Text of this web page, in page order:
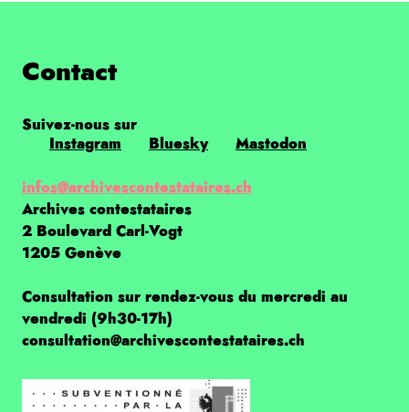
Contact
Suivez-nous sur
Instagram
Bluesky Mastodon
infos@archivescontestataires.ch
Archives contestataires
2 Boulevard Carl-Vogt
1205 Genève
Consultation sur rendez-vous du mercredi au
vendredi (9h30-17h)
consultation@archivescontestataires.ch